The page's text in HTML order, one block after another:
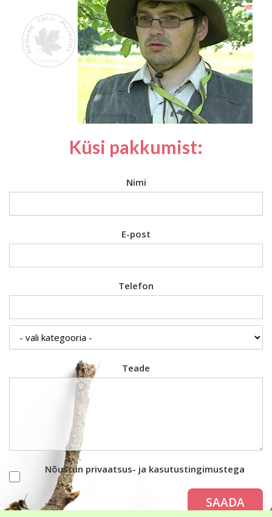
Küsi pakkumist:
Nimi
E-post
Telefon
Teade
Nõustun privaatsus- ja kasutustingimustega
SAADA